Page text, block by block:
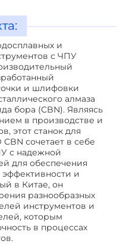
и
с ЧПУ
и шлифовки
алмаза
бора (CBN). Являясь
в производстве и
этот станок для
сочетает в себе
с надежной
для обеспечения
эффективности и
в Китае, он
разнообразных
инструментов и
которым
в процессах